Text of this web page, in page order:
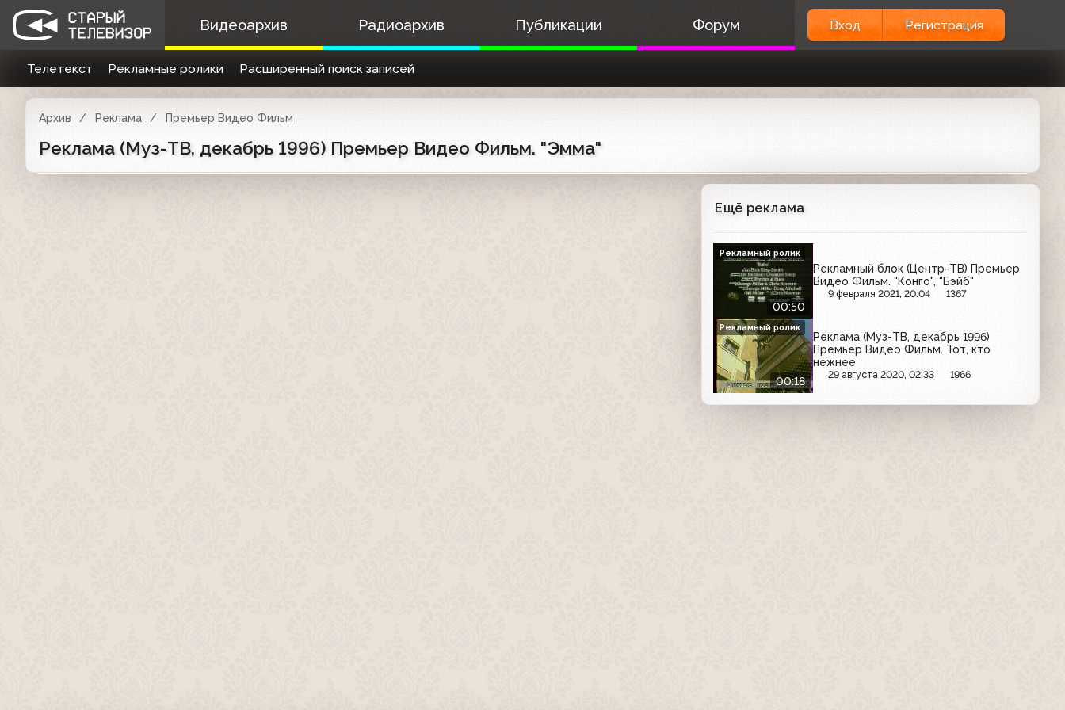
Видеоархив Радиоархив Публикации Форум Вход Регистрация
Телетекст Рекламные ролики Расширенный поиск записей
Архив Реклама Премьер Видео Фильм
Реклама (Муз-ТВ, декабрь 1996) Премьер Видео Фильм. "Эмма"
Ещё реклама
00:50
Рекламный блок (Центр-ТВ) Премьер
Видео Фильм. "Конго", "Бэйб"
9 февраля 2021, 20:04 1367
Рекламный ролик
00:18
Реклама (Муз-ТВ, декабрь 1996)
Премьер Видео Фильм. Тот, кто
нежнее
29 августа 2020, 02:33 1966
Рекламный ролик